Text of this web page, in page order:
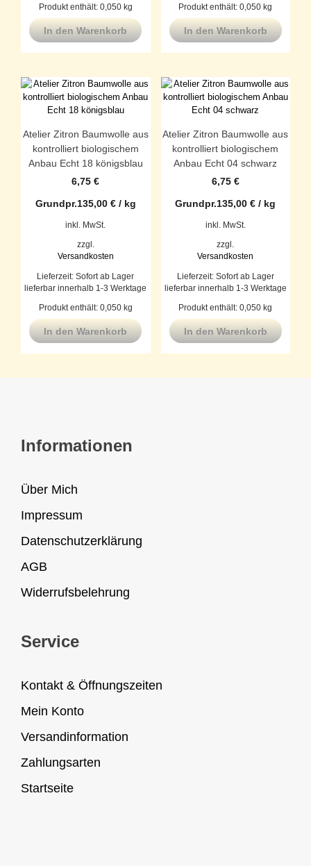
Produkt enthält: 0,050 kg
In den Warenkorb
Produkt enthält: 0,050kg
In den Warenkorb
Atelier Zitron Baumwolle aus
kontrolliert biologischem
Anbau Echt 18 königsblau
6,75€
Grundpr.135,00 €/ kg
inkl. MwSt.
zzgl.
Versandkosten
Lieferzeit: Sofort ab Lager
lieferbar innerhalb 1-3 Werktage
Produkt enthält: 0,050 kg
In den Warenkorb
Atelier Zitron Baumwolle aus
kontrolliert biologischem
Anbau Echt 04 schwarz
6,75 €
Grundpr.135,00€ / kg
inkl. MwSt.
zzgl.
Versandkosten
Lieferzeit: Sofort ab Lager
lieferbar innerhalb 1-3 Werktage
Produkt enthält: 0,050kg
In den Warenkorb
Informationen
Über Mich
Impressum
Datenschutzerklärung
AGB
Widerrufsbelehrung
Service
Kontakt & Öffnungszeiten
Mein Konto
Versandinformation
Zahlungsarten
Startseite